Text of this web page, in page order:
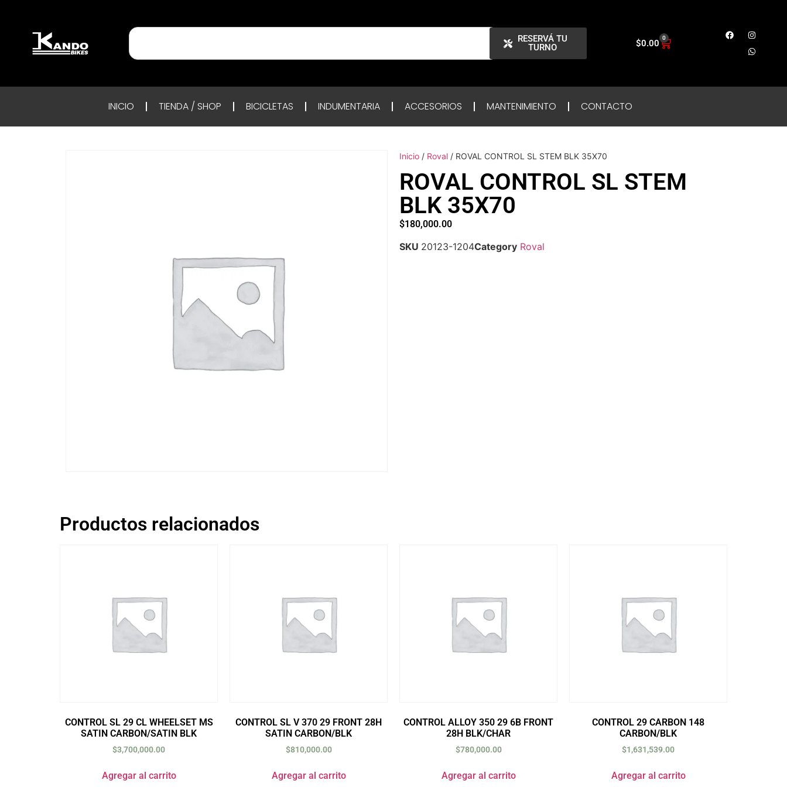
RESERVÁ TU
TURNO
$0.00 0
INICIO TIENDA / SHOP BICICLETAS INDUMENTARIA ACCESORIOS MANTENIMIENTO CONTACTO
Inicio / Roval / ROVAL CONTROL SL STEM BLK 35X70
ROVAL CONTROL SL STEM
BLK 35X70
$180,000.00
SKU 20123-1204Category Roval
Productos relacionados
CONTROL SL 29 CL WHEELSET MS
SATIN CARBON/SATIN BLK
$3,700,000.00
Agregar al carrito
CONTROL SL V 370 29 FRONT 28H
SATIN CARBON/BLK
$810,000.00
Agregar al carrito
CONTROL ALLOY 350 29 6B FRONT
28H BLK/CHAR
$780,000.00
Agregar al carrito
CONTROL 29 CARBON 148
CARBON/BLK
$1,631,539.00
Agregar al carrito